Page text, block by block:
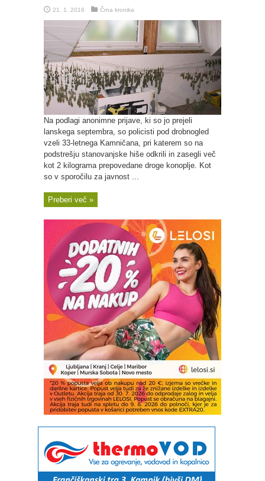
21. 1. 2016 Črna kronika
Na podlagi anonimne prijave, ki so jo prejeli
lanskega septembra, so policisti pod drobnogled
vzeli 33-letnega Kamničana, pri katerem so na
podstrešju stanovanjske hiše odkrili in zasegli več
kot 2 kilograma prepovedane droge konoplje. Kot
so v sporočilu za javnost ...
Preberi več »